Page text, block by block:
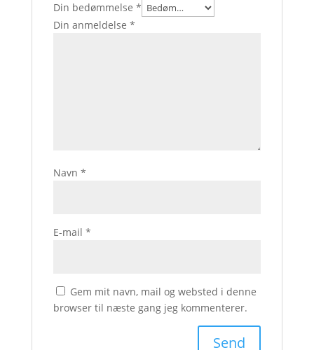
Din bedømmelse *
Din anmeldelse *
Navn *
E-mail *
Gem mit navn, mail og websted i denne
browser til næste gang jeg kommenterer.